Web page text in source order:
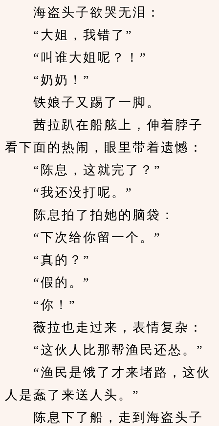
海盗头子欲哭无泪：
“大姐，我错了”
“叫谁大姐呢？！”
“奶奶！”
铁娘子又踢了一脚。
茜拉趴在船舷上，伸着脖子
看下面的热闹，眼里带着遗憾：
“陈息，这就完了？”
“我还没打呢。”
陈息拍了拍她的脑袋：
“下次给你留一个。”
“真的？”
“假的。”
“你！”
薇拉也走过来，表情复杂：
“这伙人比那帮渔民还怂。”
“渔民是饿了才来堵路，这伙
人是蠢了来送人头。”
陈息下了船，走到海盗头子